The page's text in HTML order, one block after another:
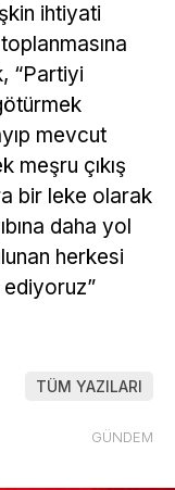
ihtiyati
“Partiyi
mevcut
meşru çıkış
bir leke olarak
daha yol
herkesi
TÜM YAZILARI
GÜNDEM